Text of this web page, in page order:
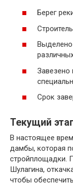
Берег
Выделено
Завезено
Срок
Текущий
В настоящее
дамбы, которая
стройплощадки.
Шулагина,
чтобы